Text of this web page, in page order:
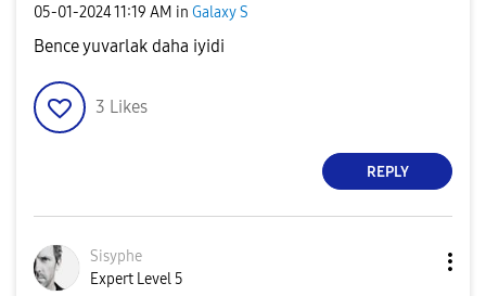
‎05-01-202411:19 AM in Galaxy S
Bence yuvarlak daha iyidi
3 Likes
REPLY
Sisyphe
Expert Level 5